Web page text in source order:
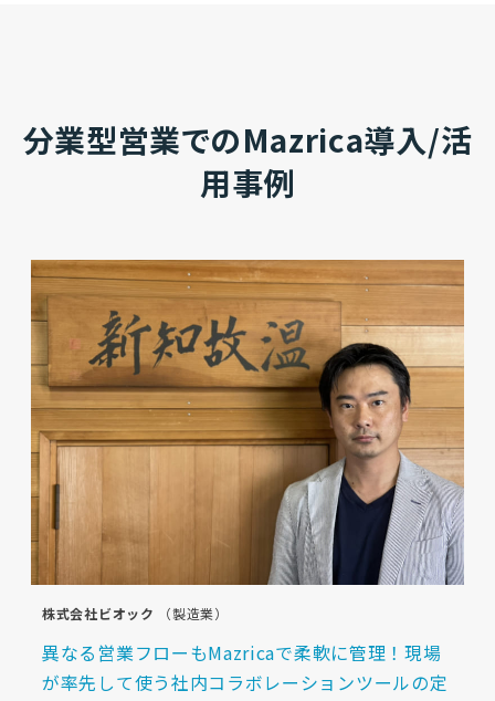
分業型営業でのMazrica導入/活
用事例
株式会社ビオック （製造業）
異なる営業フローもMazricaで柔軟に管理！現場
が率先して使う社内コラボレーションツールの定